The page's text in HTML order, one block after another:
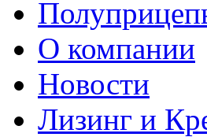
О компании
Новости
Лизинг и